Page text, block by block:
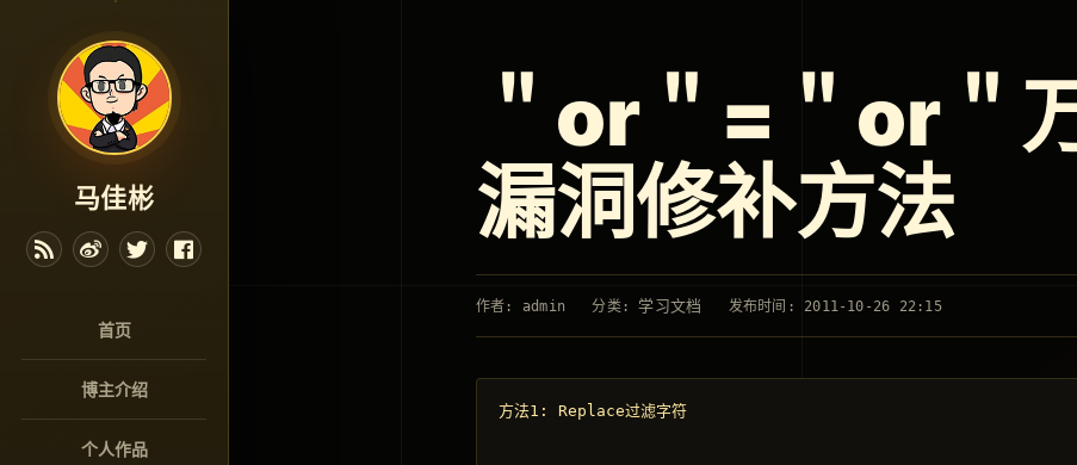
马佳彬
首页
博主介绍
个人作品
＂or＂=＂or＂
漏洞修补方法
作者: admin 分类:学习文档 发布时间: 2011-10-26 22:15
方法1: Replace过滤字符